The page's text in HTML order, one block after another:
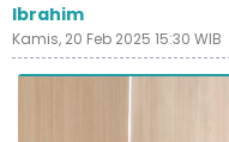
Ibrahim
Kamis, 20 Feb 2025 15:30 WIB